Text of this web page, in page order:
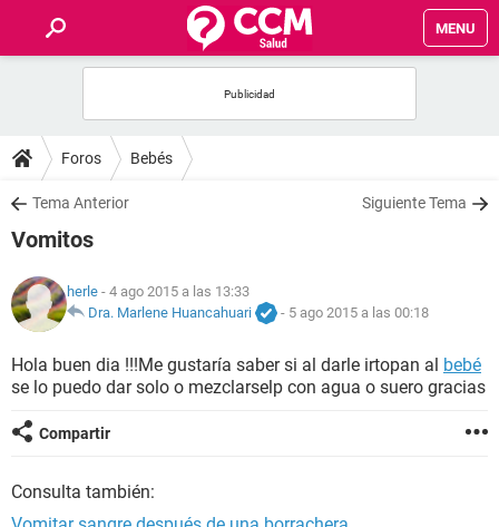
MENU
FOROS
SALUD
NUTRICIÓN
BIENESTAR
SEXUALIDAD
GLOSARIO
Foros Bebés
Tema Anterior Siguiente Tema
Vomitos
herle - 4 ago 2015 a las 13:33
Dra. Marlene Huancahuari
- 5 ago 2015 a las 00:18
Hola buen dia !!!Me gustaría saber si al darle irtopan al bebé
se lo puedo dar solo o mezclarselp con agua o suero gracias
Compartir
Consulta también: